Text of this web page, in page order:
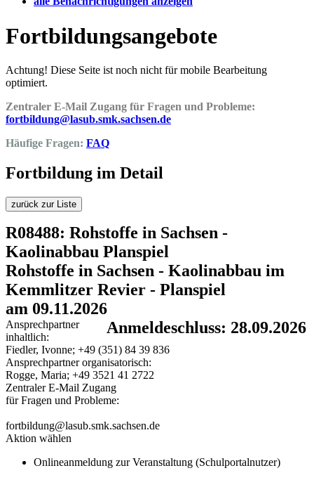
Fortbildungsangebote
Achtung! Diese Seite ist noch nicht für mobile Bearbeitung
optimiert.
Zentraler E-Mail Zugang für Fragen und Probleme:
fortbildung@lasub.smk.sachsen.de
Häufige Fragen: FAQ
Fortbildung im Detail
zurück zur Liste
R08488: Rohstoffe in Sachsen -
Kaolinabbau Planspiel
Rohstoffe in Sachsen - Kaolinabbau im
Kemmlitzer Revier - Planspiel
am 09.11.2026
Anmeldeschluss: 28.09.2026
Ansprechpartner
inhaltlich:
Fiedler, Ivonne; +49 (351) 84 39 836
Ansprechpartner organisatorisch:
Rogge, Maria; +49 3521 41 2722
Zentraler E-Mail Zugang
für Fragen und Probleme:
fortbildung@lasub.smk.sachsen.de
Aktion wählen
Onlineanmeldung zur Veranstaltung (Schulportalnutzer)